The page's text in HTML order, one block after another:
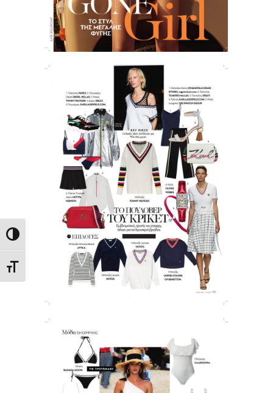
Εναλλαγή Υψηλής Αντίθεσης
Εναλλαγή Μεγέθους Γραμμάτων